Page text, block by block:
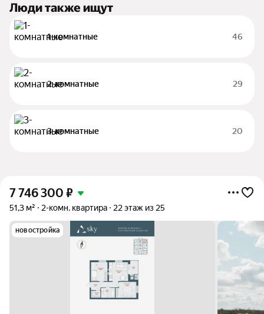
Люди также ищут
1-комнатные 46
2-комнатные 29
3-комнатные 20
7 746 300 ₽
51,3 м² 2-комн. квартира 22 этаж из 25
новостройка